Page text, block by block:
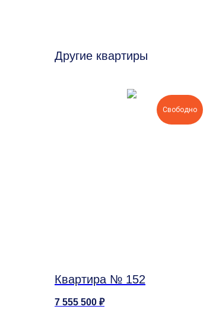
Другие квартиры
Свободно
Квартира № 152
7 555 500 ₽